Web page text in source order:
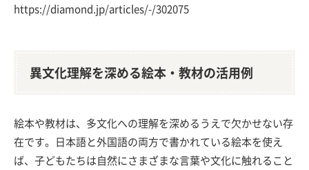
https://diamond.jp/articles/-/302075
異文化理解を深める絵本・教材の活用例
絵本や教材は、多文化への理解を深めるうえで欠かせない存
在です。日本語と外国語の両方で書かれている絵本を使え
ば、子どもたちは自然にさまざまな言葉や文化に触れること